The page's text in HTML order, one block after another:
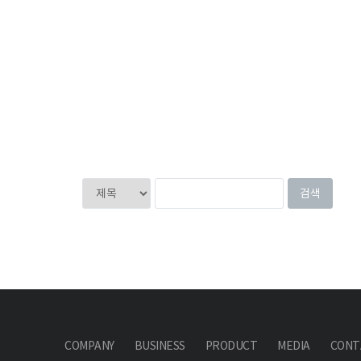
COMPANY BUSINESS PRODUCT MEDIA